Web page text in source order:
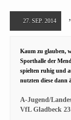
27. SEP. 2014
Kaum zu glauben,
Sporthalle der
spielten ruhig und
nutzten diese dann
A-Jugend/
VfL Gladbeck